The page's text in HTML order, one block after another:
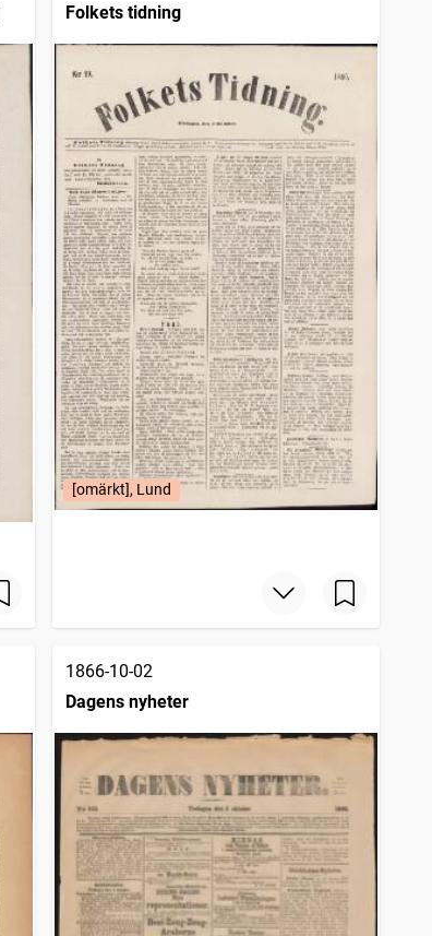
Folkets tidning
[omärkt], Lund
1866-10-02
Dagens nyheter